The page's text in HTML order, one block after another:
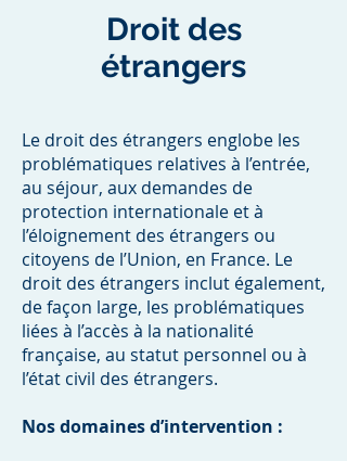
Droit des
étrangers
Le droit des étrangers englobe les
problématiques relatives à l’entrée,
au séjour, aux demandes de
protection internationale et à
l’éloignement des étrangers ou
citoyens de l’Union, en France. Le
droit des étrangers inclut également,
de façon large, les problématiques
liées à l’accès à la nationalité
française, au statut personnel ou à
l’état civil des étrangers.
Nos domaines d’intervention :